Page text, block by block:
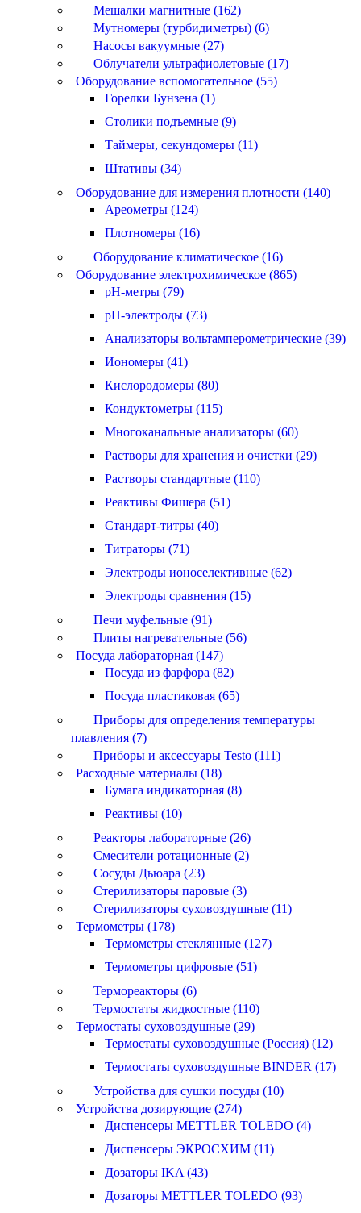
Мешалки магнитные (162)
Мутномеры (турбидиметры) (6)
Насосы вакуумные (27)
Облучатели ультрафиолетовые (17)
Оборудование вспомогательное (55)
Горелки Бунзена (1)
Столики подъемные (9)
Таймеры, секундомеры (11)
Штативы (34)
Оборудование для измерения плотности (140)
Ареометры (124)
Плотномеры (16)
Оборудование климатическое (16)
Оборудование электрохимическое (865)
pH-метры (79)
pH-электроды (73)
Анализаторы вольтамперометрические (39)
Иономеры (41)
Кислородомеры (80)
Кондуктометры (115)
Многоканальные анализаторы (60)
Растворы для хранения и очистки (29)
Растворы стандартные (110)
Реактивы Фишера (51)
Стандарт-титры (40)
Титраторы (71)
Электроды ионоселективные (62)
Электроды сравнения (15)
Печи муфельные (91)
Плиты нагревательные (56)
Посуда лабораторная (147)
Посуда из фарфора (82)
Посуда пластиковая (65)
Приборы для определения температуры
плавления (7)
Приборы и аксессуары Testo (111)
Расходные материалы (18)
Бумага индикаторная (8)
Реактивы (10)
Реакторы лабораторные (26)
Смесители ротационные (2)
Сосуды Дьюара (23)
Стерилизаторы паровые (3)
Стерилизаторы суховоздушные (11)
Термометры (178)
Термометры стеклянные (127)
Термометры цифровые (51)
Термореакторы (6)
Термостаты жидкостные (110)
Термостаты суховоздушные (29)
Термостаты суховоздушные (Россия) (12)
Термостаты суховоздушные BINDER (17)
Устройства для сушки посуды (10)
Устройства дозирующие (274)
Диспенсеры METTLER TOLEDO (4)
Диспенсеры ЭКРОСХИМ (11)
Дозаторы IKA (43)
Дозаторы METTLER TOLEDO (93)